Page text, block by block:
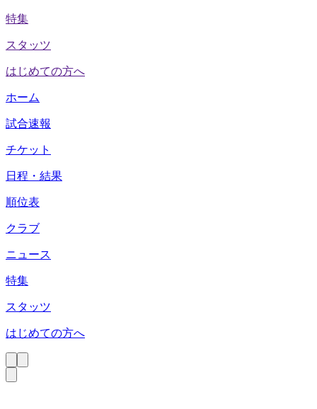
特集
スタッツ
はじめての方へ
ホーム
試合速報
チケット
日程・結果
順位表
クラブ
ニュース
特集
スタッツ
はじめての方へ